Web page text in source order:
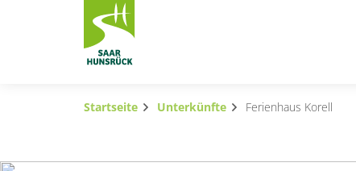
Zum Hauptinhalt springen
Subnavigation umschalten
Startseite Unterkünfte Ferienhaus Korell